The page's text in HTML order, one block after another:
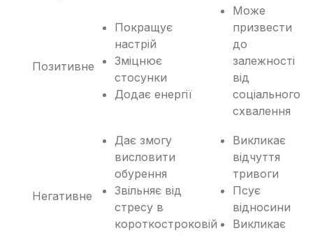
Позитивне
Покращує
настрій
Зміцнює
стосунки
Додає енергії
Може
призвести
до
залежності
від
соціального
схвалення
Негативне
Дає змогу
висловити
обурення
Звільняє від
стресу в
короткостроковій
Викликає
відчуття
тривоги
Псує
відносини
Викликає